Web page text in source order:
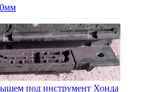
под инструмент Хонда